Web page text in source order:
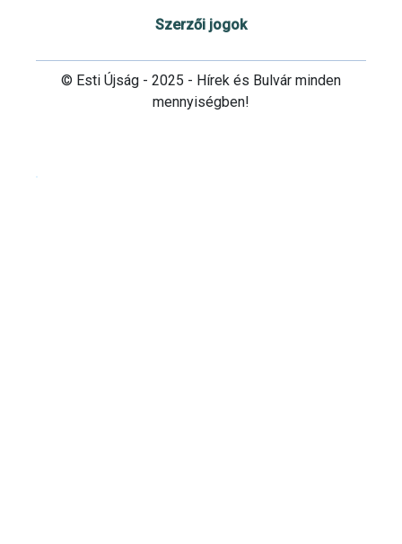
Szerzői jogok
© Esti Újság - 2025 - Hírek és Bulvár minden
mennyiségben!